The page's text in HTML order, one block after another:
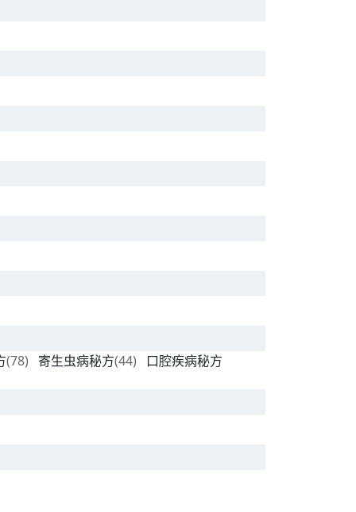
(78) 寄生虫病秘方(44) 口腔疾病秘方